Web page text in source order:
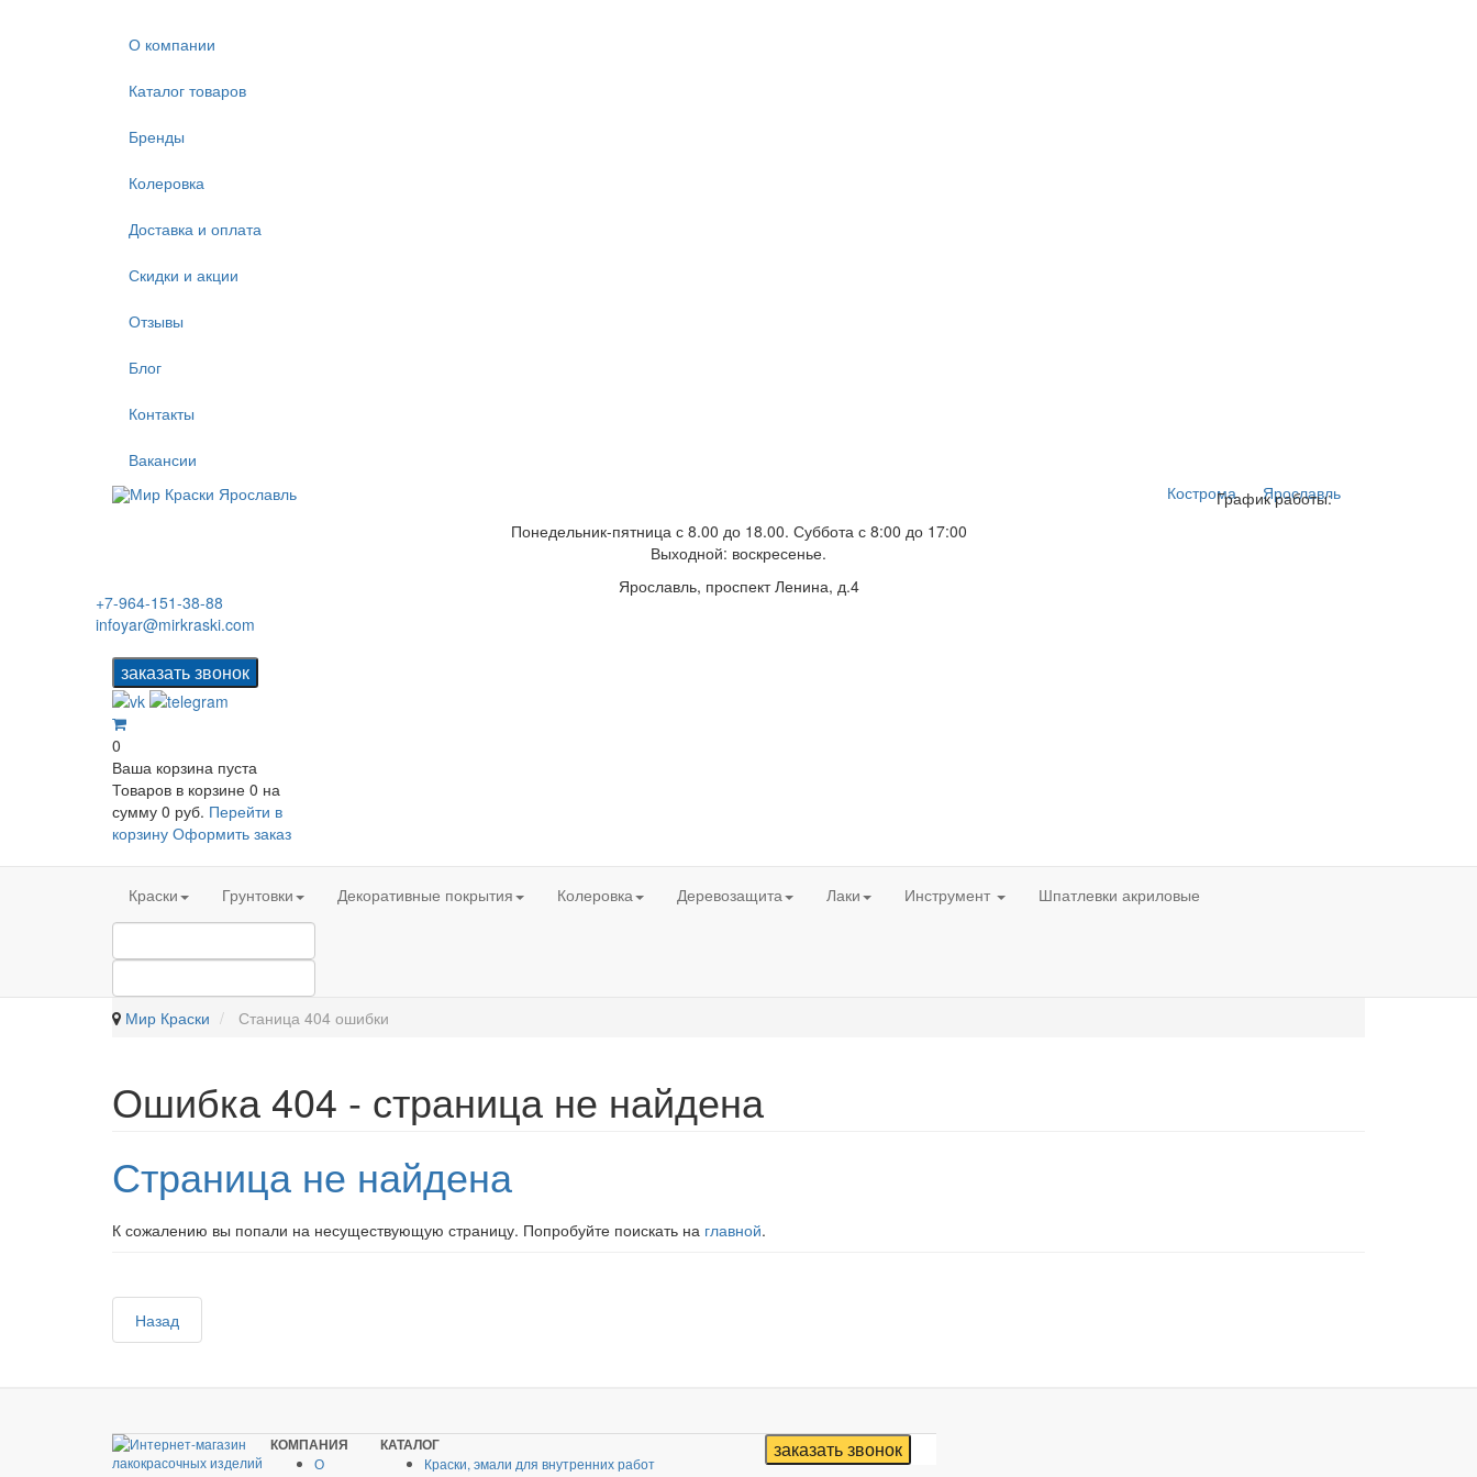
О компании
Каталог товаров
Бренды
Колеровка
Доставка и оплата
Скидки и акции
Отзывы
Блог
Контакты
Вакансии
Кострома
Ярославль
График работы:
Понедельник-пятница с 8.00 до 18.00. Суббота с 8:00 до 17:00
Выходной: воскресенье.
Ярославль, проспект Ленина, д.4
+7-964-151-38-88
infoyar@mirkraski.com
0
Ваша корзина пуста
Товаров в корзине 0 на
сумму 0 руб. Перейти в
корзину Оформить заказ
Краски Грунтовки Декоративные покрытия Колеровка Деревозащита Лаки Инструмент Шпатлевки акриловые
Мир Краски Станица 404 ошибки
Ошибка 404 - страница не найдена
Страница не найдена
К сожалению вы попали на несуществующую страницу. Попробуйте поискать на главной.
Назад
КОМПАНИЯ
О
КАТАЛОГ
Краски, эмали для внутренних работ